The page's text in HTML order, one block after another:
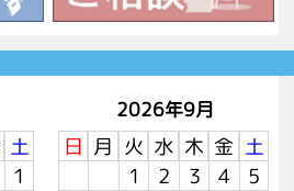
土
1
2026年9月
日 月 火 水 木 金 土
1
2 3 4
5